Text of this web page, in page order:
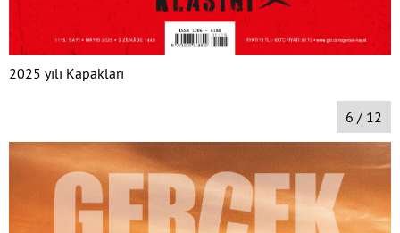
2025 yılı Kapakları
6 / 12